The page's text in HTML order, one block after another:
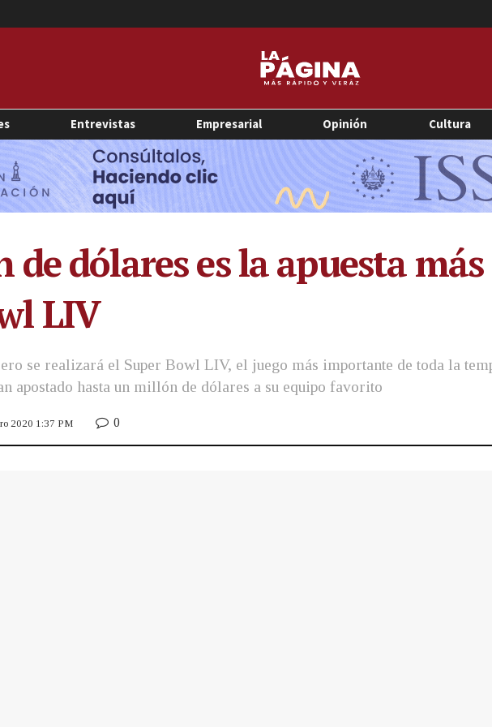
Entrevistas Empresarial Opinión Cultura
dólares es la apuesta
LIV
se realizará el Super Bowl LIV, el juego más importante de toda la
apostado hasta un millón de dólares a su equipo favorito
2020 1:37 PM 0